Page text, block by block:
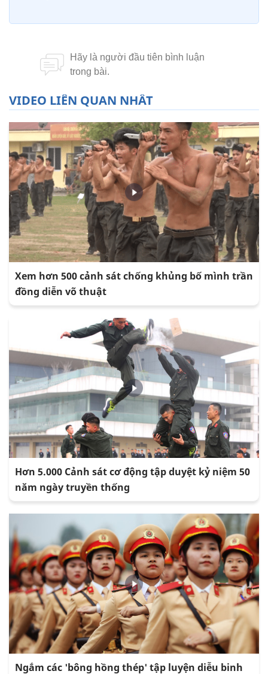
VIDEO LIÊN QUAN NHẤT
Xem hơn 500 cảnh sát chống khủng bố mình trần
đồng diễn võ thuật
Hơn 5.000 Cảnh sát cơ động tập duyệt kỷ niệm 50
năm ngày truyền thống
Ngắm các 'bông hồng thép' tập luyện diễu binh